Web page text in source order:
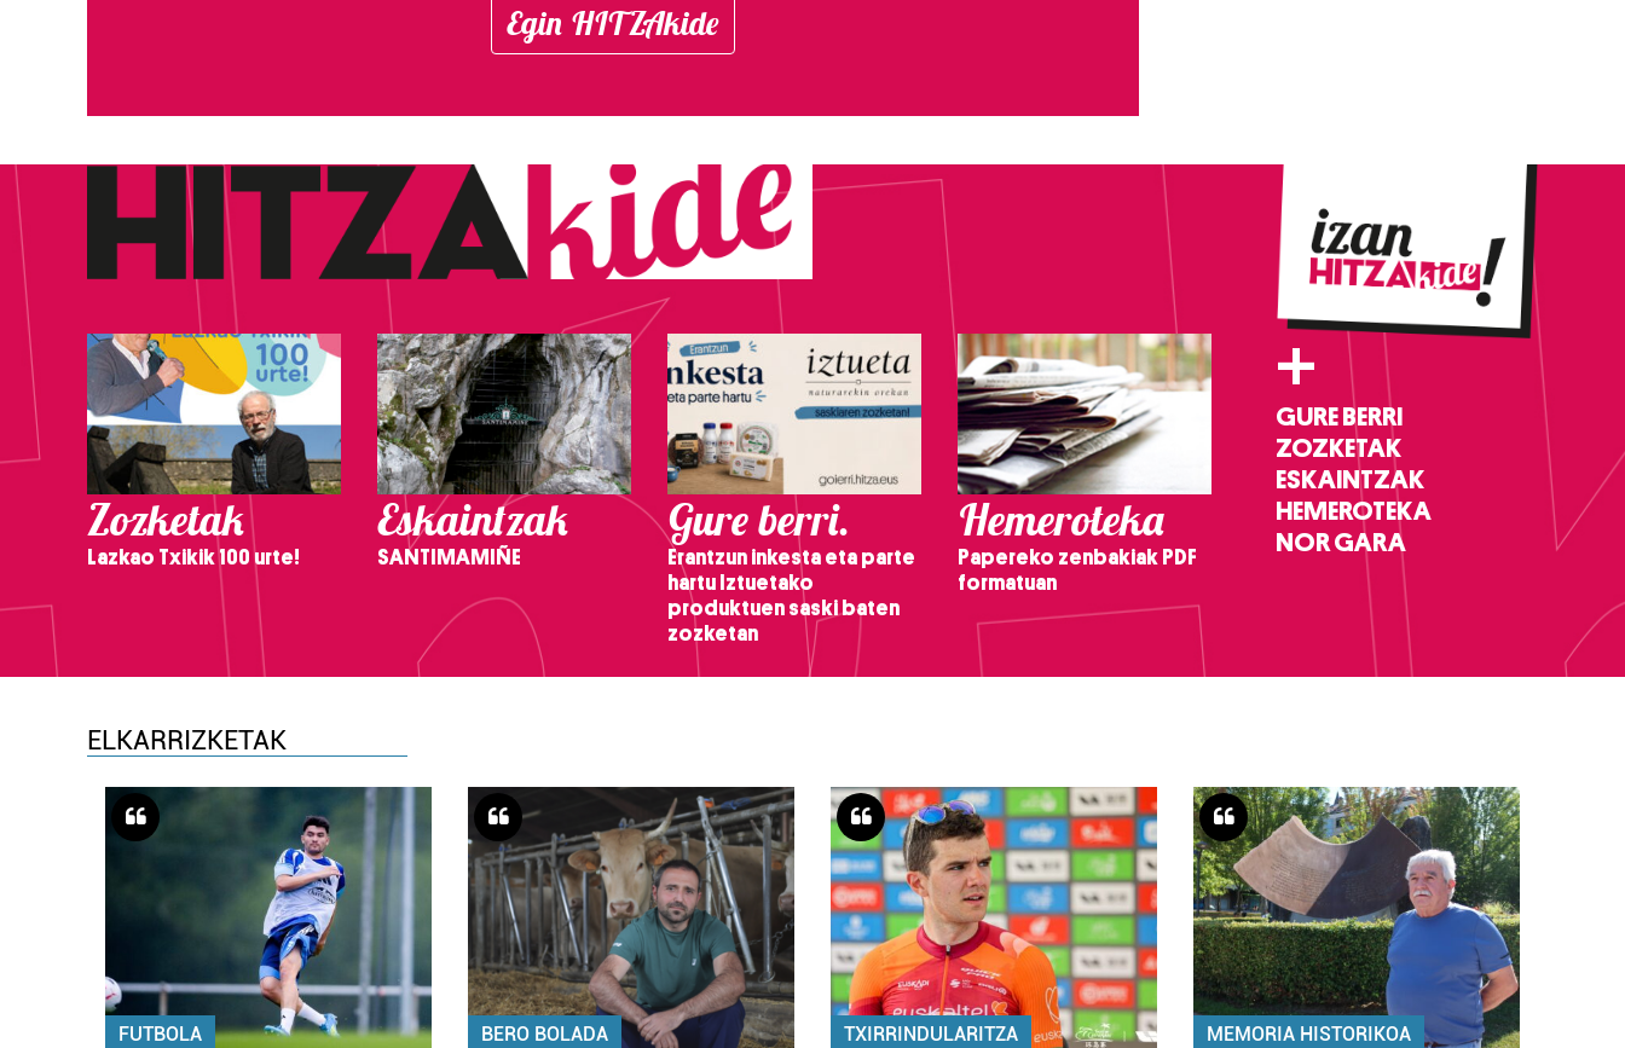
Egin HITZAkide
Zozketak
Lazkao Txikik 100 urte!
Eskaintzak
SANTIMAMIÑE
Gure berri.
Erantzun inkesta eta parte
hartu Iztuetako
produktuen saski baten
zozketan
Hemeroteka
Papereko zenbakiak PDF
formatuan
+
GURE BERRI
ZOZKETAK
ESKAINTZAK
HEMEROTEKA
NOR GARA
ELKARRIZKETAK
FUTBOLA BERO BOLADA TXIRRINDULARITZA MEMORIA HISTORIKOA